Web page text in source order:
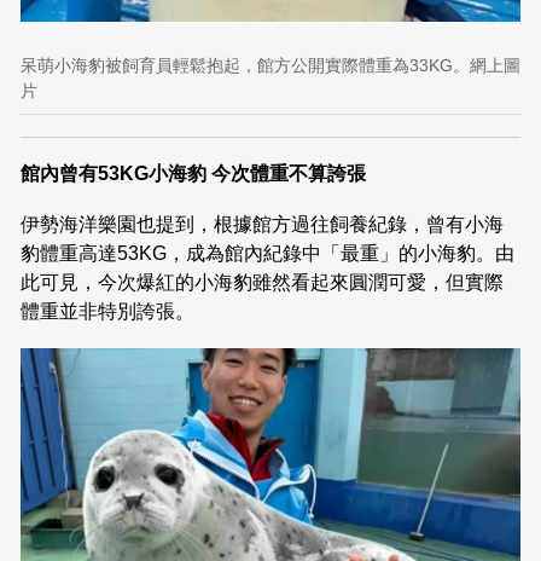
呆萌小海豹被飼育員輕鬆抱起，館方公開實際體重為33KG。網上圖
片
館內曾有53KG小海豹 今次體重不算誇張
伊勢海洋樂園也提到，根據館方過往飼養紀錄，曾有小海
豹體重高達53KG，成為館內紀錄中「最重」的小海豹。由
此可見，今次爆紅的小海豹雖然看起來圓潤可愛，但實際
體重並非特別誇張。